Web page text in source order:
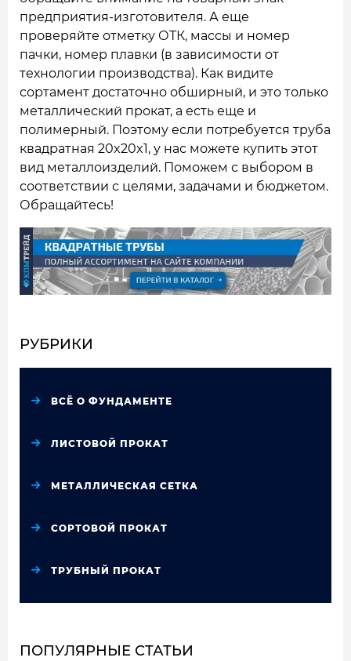
предприятия-изготовителя. А еще
проверяйте отметку ОТК, массы и номер
пачки, номер плавки (в зависимости от
технологии производства). Как видите
сортамент достаточно обширный, и это только
металлический прокат, а есть еще и
полимерный. Поэтому если потребуется труба
квадратная 20x20x1, у нас можете купить этот
вид металлоизделий. Поможем с выбором в
соответствии с целями, задачами и бюджетом.
Обращайтесь!
РУБРИКИ
ВСЁ О ФУНДАМЕНТЕ
ЛИСТОВОЙ ПРОКАТ
МЕТАЛЛИЧЕСКАЯ СЕТКА
СОРТОВОЙ ПРОКАТ
ТРУБНЫЙ ПРОКАТ
ПОПУЛЯРНЫЕ СТАТЬИ